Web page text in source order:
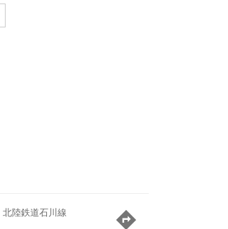
北陸鉄道石川線